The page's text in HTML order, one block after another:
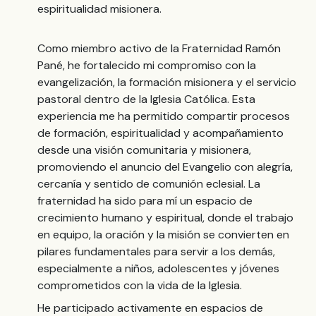
espiritualidad misionera.
Como miembro activo de la Fraternidad Ramón
Pané, he fortalecido mi compromiso con la
evangelización, la formación misionera y el servicio
pastoral dentro de la Iglesia Católica. Esta
experiencia me ha permitido compartir procesos
de formación, espiritualidad y acompañamiento
desde una visión comunitaria y misionera,
promoviendo el anuncio del Evangelio con alegría,
cercanía y sentido de comunión eclesial. La
fraternidad ha sido para mí un espacio de
crecimiento humano y espiritual, donde el trabajo
en equipo, la oración y la misión se convierten en
pilares fundamentales para servir a los demás,
especialmente a niños, adolescentes y jóvenes
comprometidos con la vida de la Iglesia.
He participado activamente en espacios de